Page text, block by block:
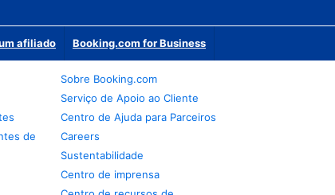
afiliado Booking.com for Business
de
Sobre Booking.com
Serviço de Apoio ao Cliente
Centro de Ajuda para Parceiros
Careers
Sustentabilidade
Centro de imprensa